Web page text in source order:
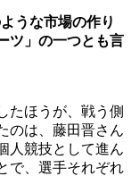
うな市場の作り
ツ」の一つとも言
たほうが、戦う側
のは、藤田晋さん
人競技として進ん
で、選手それぞれ